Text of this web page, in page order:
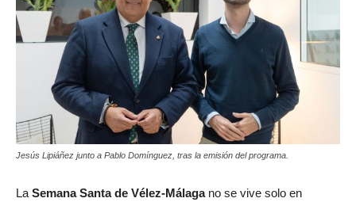
Jesús Lipiáñez junto a Pablo Domínguez, tras la emisión del programa.
La Semana Santa de Vélez-Málagano se vive solo en